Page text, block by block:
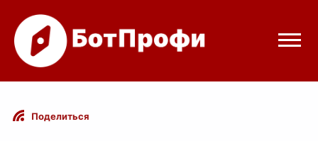
Режимы бота
Поделиться